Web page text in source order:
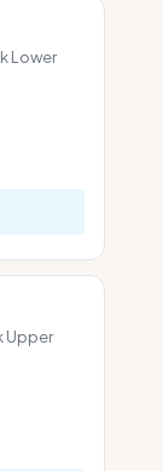
Lower
Upper